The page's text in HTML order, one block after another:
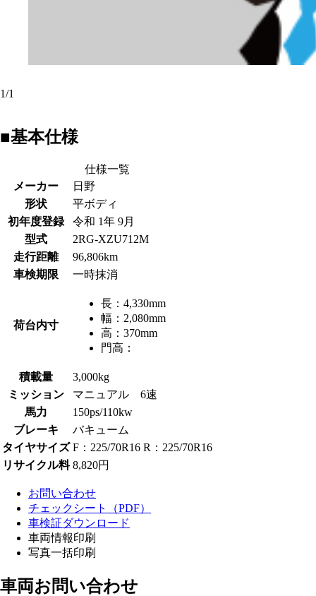
1/1
■基本仕様
仕様一覧
メーカー
日野
形状
平ボディ
初年度登録
令和 1年 9月
型式
2RG-XZU712M
走行距離
96,806km
車検期限
一時抹消
荷台内寸
長： 4,330mm
幅： 2,080mm
高： 370mm
門高：
積載量
3,000kg
ミッション
マニュアル 6速
馬力
150ps/110kw
ブレーキ
バキューム
タイヤサイズ F：225/70R16 R：225/70R16
リサイクル料 8,820円
お問い合わせ
チェックシート（PDF）
車検証ダウンロード
車両情報印刷
写真一括印刷
車両お問い合わせ